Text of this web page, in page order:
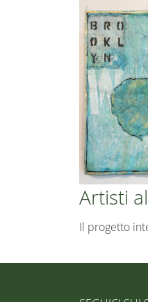
Artisti
Il progetto